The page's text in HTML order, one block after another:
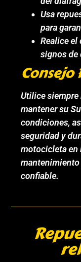
Usa
para
Realice
signos de
Consejo
Utilice
mantener su
condiciones,
seguridad y
motocicleta en
confiable.